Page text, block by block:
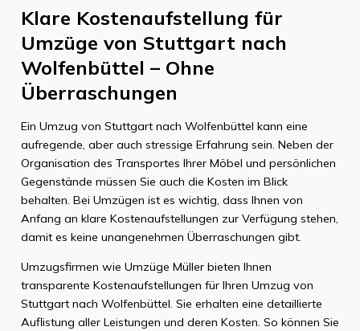
Klare Kostenaufstellung für
Umzüge von Stuttgart nach
Wolfenbüttel – Ohne
Überraschungen
Ein Umzug von Stuttgart nach Wolfenbüttel kann eine
aufregende, aber auch stressige Erfahrung sein. Neben der
Organisation des Transportes Ihrer Möbel und persönlichen
Gegenstände müssen Sie auch die Kosten im Blick
behalten. Bei Umzügen ist es wichtig, dass Ihnen von
Anfang an klare Kostenaufstellungen zur Verfügung stehen,
damit es keine unangenehmen Überraschungen gibt.
Umzugsfirmen wie Umzüge Müller bieten Ihnen
transparente Kostenaufstellungen für Ihren Umzug von
Stuttgart nach Wolfenbüttel. Sie erhalten eine detaillierte
Auflistung aller Leistungen und deren Kosten. So können Sie